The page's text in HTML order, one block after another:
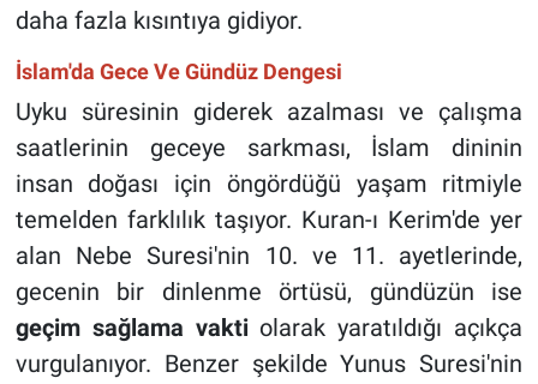
daha fazla kısıntıya gidiyor.
İslam'da Gece Ve Gündüz Dengesi
Uyku süresinin giderek azalması ve çalışma
saatlerinin geceye sarkması, İslam dininin
insan doğası için öngördüğü yaşam ritmiyle
temelden farklılık taşıyor. Kuran-ı Kerim'de yer
alan Nebe Suresi'nin 10. ve 11. ayetlerinde,
gecenin bir dinlenme örtüsü, gündüzün ise
geçim sağlama vaktiolarak yaratıldığı açıkça
vurgulanıyor. Benzer şekilde Yunus Suresi'nin